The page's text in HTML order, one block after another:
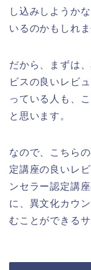
し込みしようか
いるのかもしれま
だから、まずは
ビスの良いレビ
っている人も、
と思います。
なので、こちら
定講座の良いレ
ンセラー認定講
に、異文化カウ
むことができる